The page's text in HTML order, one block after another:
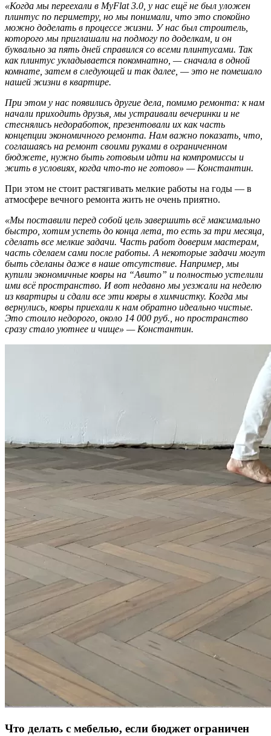
«Когда мы переехали в MyFlat 3.0, у нас ещё не был уложен
плинтус по периметру, но мы понимали, что это спокойно
можно доделать в процессе жизни. У нас был строитель,
которого мы приглашали на подмогу по доделкам, и он
буквально за пять дней справился со всеми плинтусами. Так
как плинтус укладывается покомнатно, — сначала в одной
комнате, затем в следующей и так далее, — это не помешало
нашей жизни в квартире.
При этом у нас появились другие дела, помимо ремонта: к нам
начали приходить друзья, мы устраивали вечеринки и не
стеснялись недоработок, презентовали их как часть
концепции экономичного ремонта. Нам важно показать, что,
соглашаясь на ремонт своими руками в ограниченном
бюджете, нужно быть готовым идти на компромиссы и
жить в условиях, когда что-то не готово» — Константин.
При этом не стоит растягивать мелкие работы на годы — в
атмосфере вечного ремонта жить не очень приятно.
«Мы поставили перед собой цель завершить всё максимально
быстро, хотим успеть до конца лета, то есть за три месяца,
сделать все мелкие задачи. Часть работ доверим мастерам,
часть сделаем сами после работы. А некоторые задачи могут
быть сделаны даже в наше отсутствие. Например, мы
купили экономичные ковры на “Авито” и полностью устелили
ими всё пространство. И вот недавно мы уезжали на неделю
из квартиры и сдали все эти ковры в химчистку. Когда мы
вернулись, ковры приехали к нам обратно идеально чистые.
Это стоило недорого, около 14 000 руб., но пространство
сразу стало уютнее и чище» — Константин.
Что делать с мебелью, если бюджет ограничен